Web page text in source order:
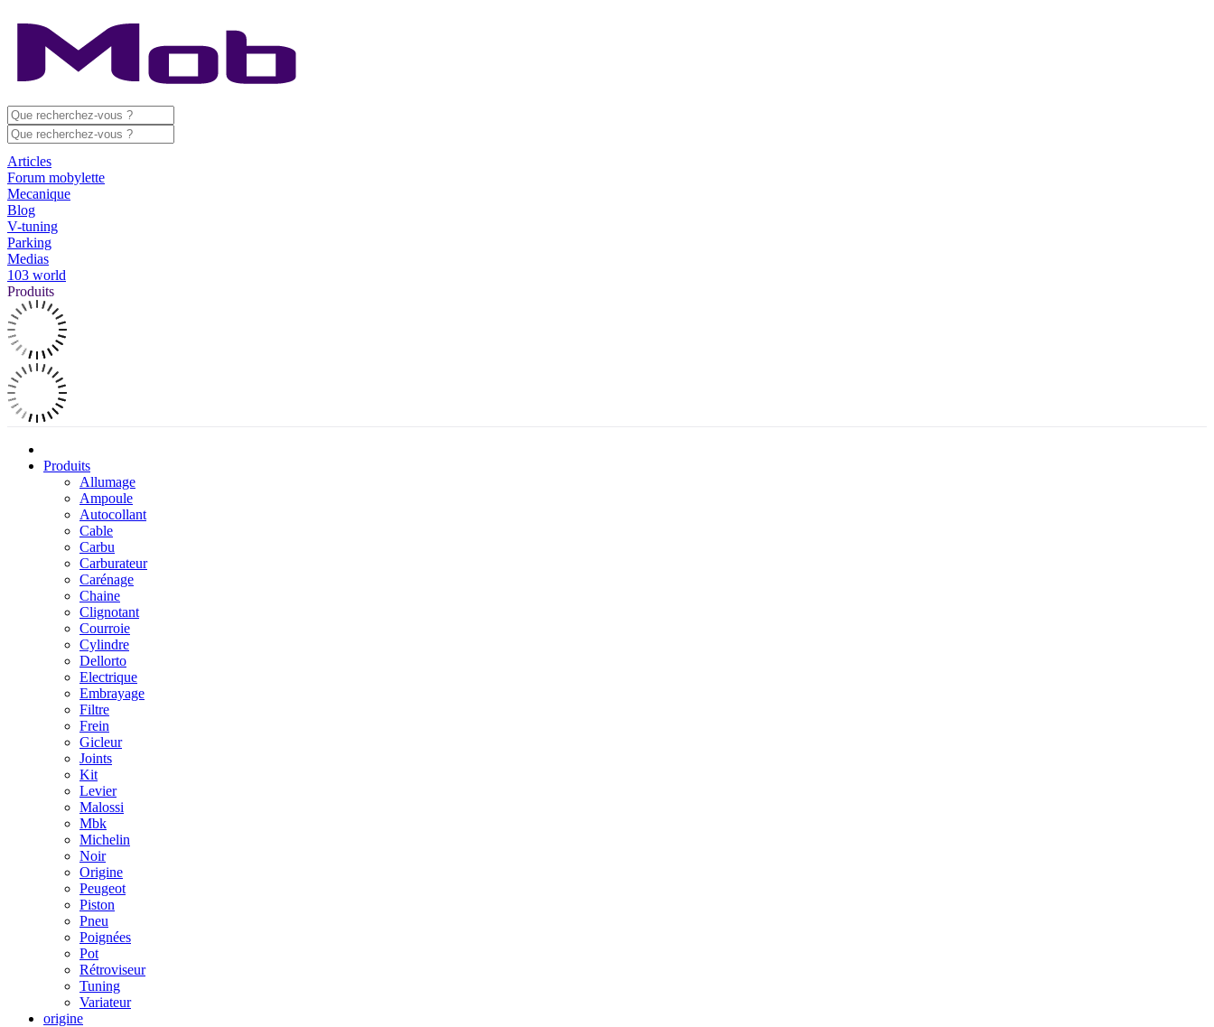
Articles
Forum mobylette
Mecanique
Blog
V-tuning
Parking
Medias
103 world
Produits
Produits
Allumage
Ampoule
Autocollant
Cable
Carbu
Carburateur
Carénage
Chaine
Clignotant
Courroie
Cylindre
Dellorto
Electrique
Embrayage
Filtre
Frein
Gicleur
Joints
Kit
Levier
Malossi
Mbk
Michelin
Noir
Origine
Peugeot
Piston
Pneu
Poignées
Pot
Rétroviseur
Tuning
Variateur
origine